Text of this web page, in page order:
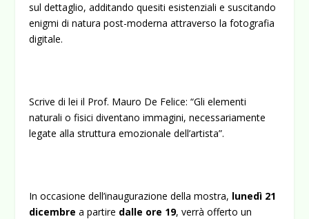
sul dettaglio, additando quesiti esistenziali e suscitando
enigmi di natura post-moderna attraverso la fotografia
digitale.
Scrive di lei il Prof. Mauro De Felice: “Gli elementi
naturali o fisici diventano immagini, necessariamente
legate alla struttura emozionale dell’artista”.
In occasione dell’inaugurazione della mostra, lunedì 21
dicembre a partire dalle ore 19, verrà offerto un